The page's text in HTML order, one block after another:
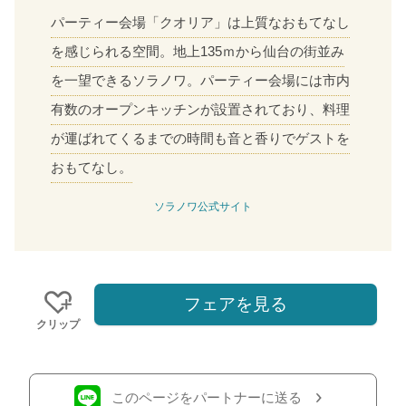
パーティー会場「クオリア」は上質なおもてなし
を感じられる空間。地上135ｍから仙台の街並み
を一望できるソラノワ。パーティー会場には市内
有数のオープンキッチンが設置されており、料理
が運ばれてくるまでの時間も音と香りでゲストを
おもてなし。
ソラノワ公式サイト
クリップ
フェアを見る
このページをパートナーに送る